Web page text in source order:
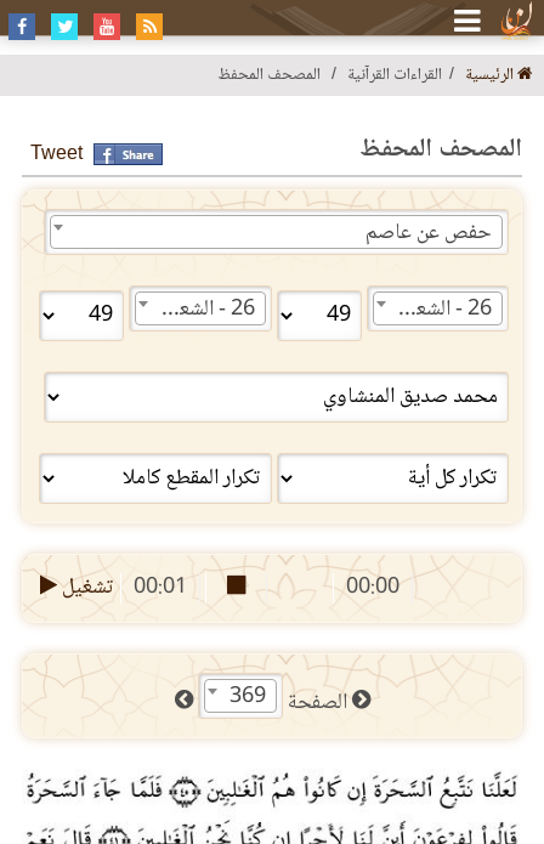
الرئيسية القراءات القرآنية المصحف المحفظ
المصحف المحفظ Tweet
حفص عن عاصم
26 - الشعراء 26 - الشعراء
00:00
00:01 تشغيل
الصفحة 369